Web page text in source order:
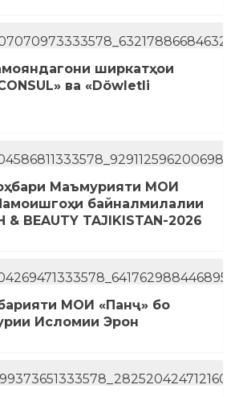
ширкатҳои
ва «Döwletli
Маъмурияти МОИ
байналмилалии
& BEAUTY TAJIKISTAN-2026
МОИ «Панҷ» бо
Исломии Эрон